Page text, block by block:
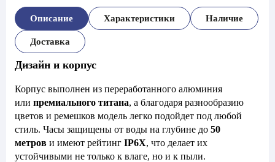
Описание Характеристики Наличие
Доставка
Дизайн и корпус
Корпус выполнен из переработанного алюминия
или премиального титана, а благодаря разнообразию
цветов и ремешков модель легко подойдет под любой
стиль. Часы защищены от воды на глубине до 50
метров и имеют рейтинг IP6X, что делает их
устойчивыми не только к влаге, но и к пыли.